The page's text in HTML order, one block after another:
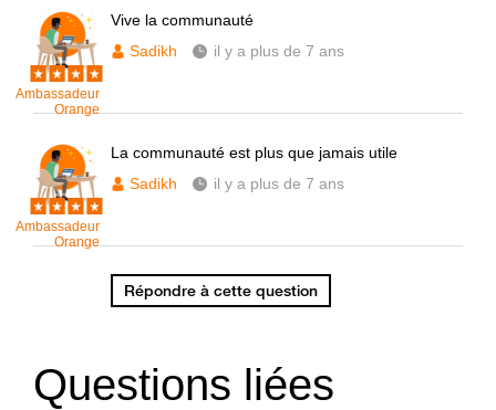
Ambassadeur
Orange
Vive la communauté
Sadikh
il y a plus de 7 ans
Ambassadeur
Orange
La communauté est plus que jamais utile
Sadikh
il y a plus de 7 ans
Répondre à cette question
Questions liées